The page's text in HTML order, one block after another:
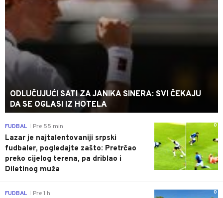
ODLUČUJUĆI SATI ZA JANIKA SINERA: SVI ČEKAJU
DA SE OGLASI IZ HOTELA
0
FUDBAL Pre 55 min
Lazar je najtalentovaniji srpski
fudbaler, pogledajte zašto: Pretrčao
preko cijelog terena, pa driblao i
Diletinog muža
0
FUDBAL Pre 1 h